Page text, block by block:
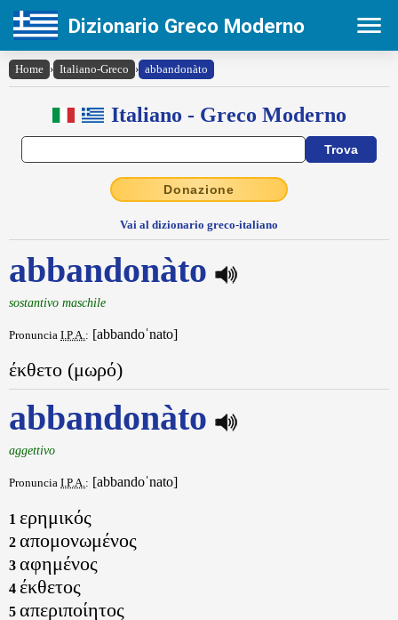
Dizionario Greco Moderno
Home › Italiano-Greco › abbandonàto
Italiano - Greco Moderno
Donazione
Vai al dizionario greco-italiano
abbandonàto
sostantivo maschile
Pronuncia I.P.A.: [abbandoˈnato]
έκθετο (μωρό)
abbandonàto
aggettivo
Pronuncia I.P.A. : [abbandoˈnato]
1 ερημικός
2 απομονωμένος
3 αφημένος
4 έκθετος
5 απεριποίητος